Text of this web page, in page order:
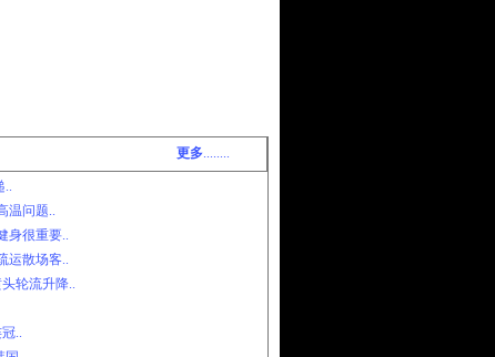
更多........
..
温问题..
身很重要..
运散场客..
轮流升降..
..